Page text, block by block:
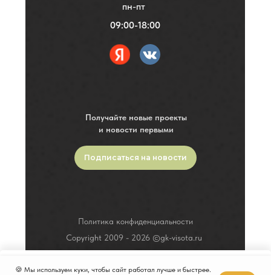
Политика конфиденциальности
Copyright 2009 - 2026 ©gk-visota.ru
Получайте новые проекты
и новости первыми
пн-пт
09:00-18:00
Подписаться на новости
🍪 Мы используем куки, чтобы сайт работал лучше и быстрее.